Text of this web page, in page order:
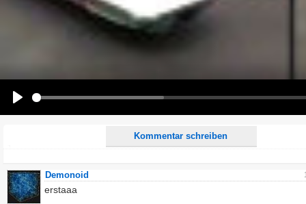
Kommentar schreiben
Ich möchte eine E-Mail, wenn auf dieser Seite weitere Kommentare erscheinen.
Demonoid
erstaaa